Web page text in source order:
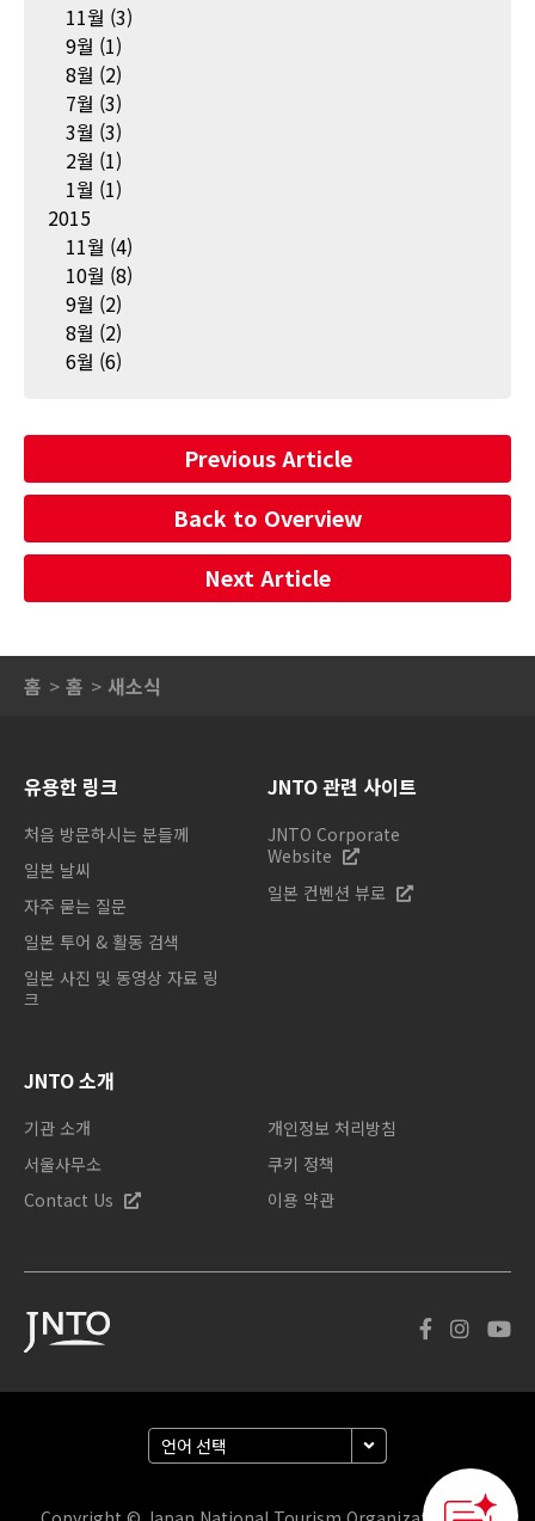
11월 (3)
9월 (1)
8월 (2)
7월 (3)
3월 (3)
2월 (1)
1월 (1)
2015
11월 (4)
10월 (8)
9월 (2)
8월 (2)
6월 (6)
Previous Article
Back to Overview
Next Article
홈 홈 새소식
유용한 링크
처음 방문하시는 분들께
일본 날씨
자주 묻는 질문
일본 투어 & 활동 검색
일본 사진 및 동영상 자료 링
크
JNTO 관련 사이트
JNTO Corporate
Website
일본 컨벤션 뷰로
JNTO 소개
기관 소개
서울사무소
Contact Us
개인정보 처리방침
쿠키 정책
이용 약관